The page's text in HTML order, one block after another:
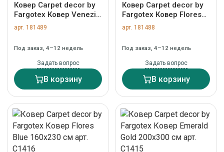
Ковер Carpet decor by
Fargotex Ковер Venezia
Stone 160х230 см арт.
C1420
арт. 181489
Под заказ, 4–12 недель
Задать вопрос
В корзину
Ковер Carpet decor by
Fargotex Ковер Flores
Blue 200х300 см арт.
C1417
арт. 181488
Под заказ, 4–12 недель
Задать вопрос
В корзину